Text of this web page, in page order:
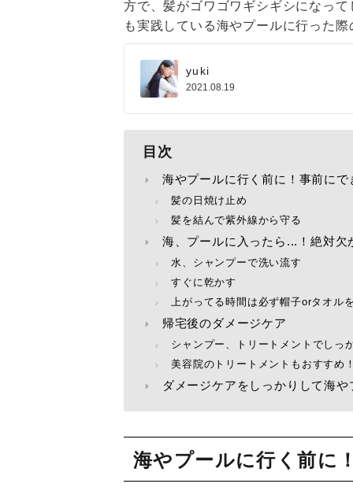
方で、髪がゴワゴワギシギシになっ
も実践している海やプールに行った
yuki
2021.08.19
目次
海やプールに行く前に！事前にで
髪の日焼け止め
髪を結んで紫外線から守る
海、プールに入ったら...！絶対欠
水、シャンプーで洗い流す
すぐに乾かす
上がってる時間は必ず帽子orタオル
帰宅後のダメージケア
シャンプー、トリートメントでしっ
美容院のトリートメントもおすすめ
ダメージケアをしっかりして海
海やプールに行く前に